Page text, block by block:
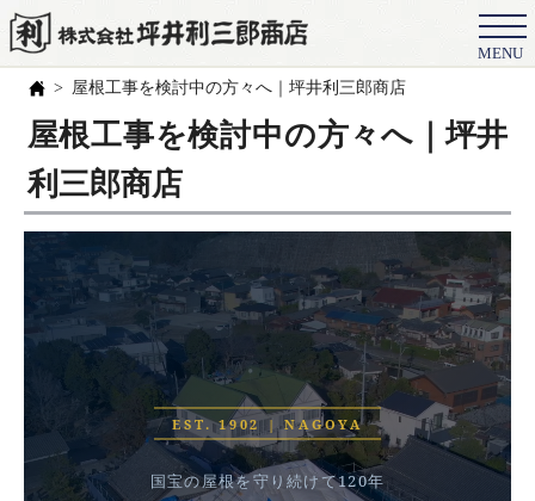
会社概要
選ばれる理由
施工事例
お客様の声
スタッフ
職人紹介
よくある質問
豆知識
MENU
屋根工事を検討中の方々へ｜坪井利三郎商店
屋根工事を検討中の方々へ｜坪井
利三郎商店
EST. 1902 | NAGOYA
国宝の屋根を守り続けて120年